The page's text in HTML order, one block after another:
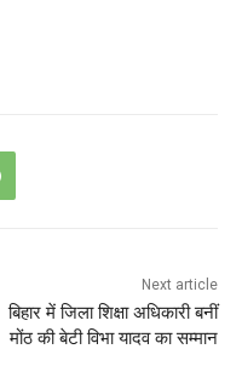
Next article
बिहार में जिला शिक्षा अधिकारी बनीं
मोंठ की बेटी विभा यादव का सम्मान